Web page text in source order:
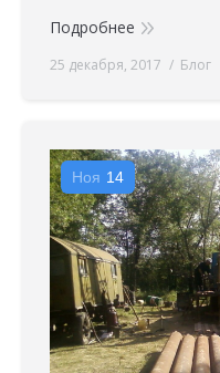
Подробнее
25 декабря, 2017 Блог
Ноя 14